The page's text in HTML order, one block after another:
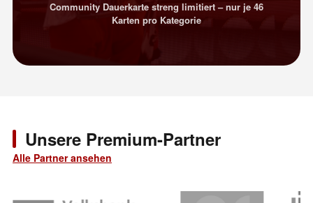
Community Dauerkarte streng limitiert – nur je 46
Karten pro Kategorie
Unsere Premium-Partner
Alle Partner ansehen